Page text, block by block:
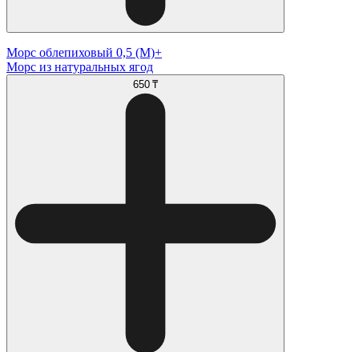
Морс облепиховый 0,5 (М)+
Морс из натуральных ягод
650 ₸